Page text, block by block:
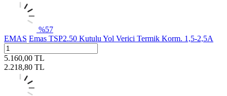
%57
EMAS Emas TSP2.50 Kutulu Yol Verici Termik Korm. 1,5-2,5A
5.160,00 TL
2.218,80 TL